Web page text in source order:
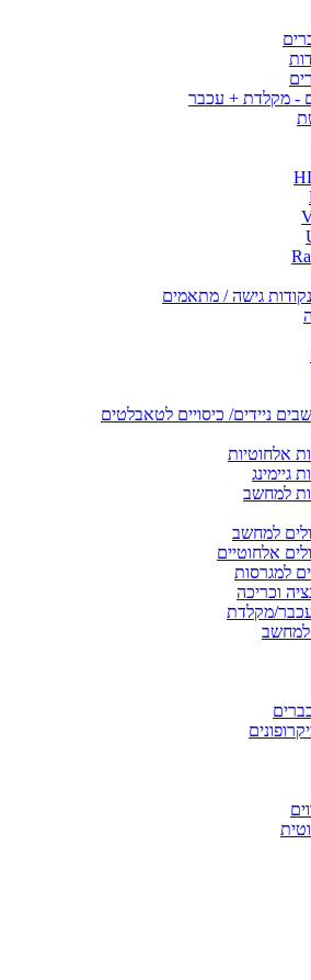
- מקלדת + עכבר
גישה / מתאמים
ניידים/ כיסויים לטאבלטים
אלחוטיות
גיימינג
למחשב
למחשב
אלחוטיים
למגרסות
וכריכה
מקלדת
למחשב